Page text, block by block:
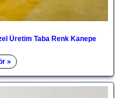
Üretim Taba Renk Kanepe
»